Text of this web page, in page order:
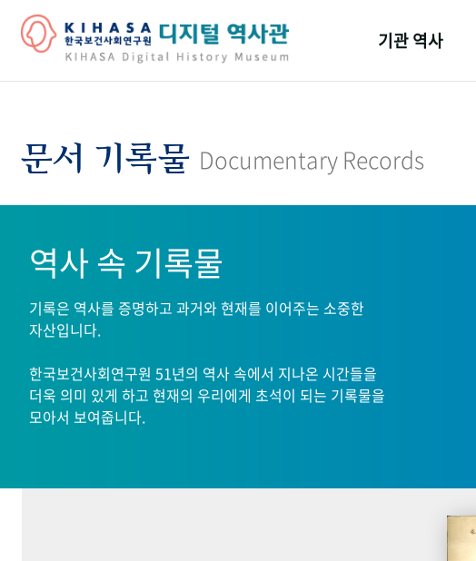
기관 역사
기관 변천사
문서 기록물 Documentary Records
역사 속 기록물
기록은 역사를 증명하고 과거와 현재를 이어주는 소중한
자산입니다.
한국보건사회연구원 51년의 역사 속에서 지나온 시간들을
더욱 의미 있게 하고 현재의 우리에게 초석이 되는 기록물을
모아서 보여줍니다.